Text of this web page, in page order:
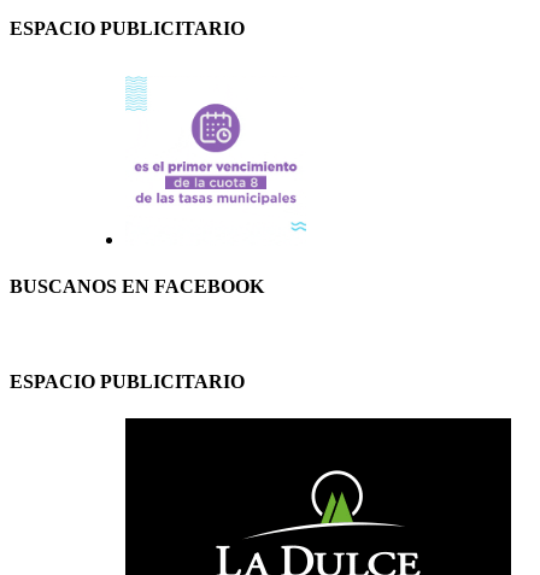
ESPACIO PUBLICITARIO
BUSCANOS EN FACEBOOK
ESPACIO PUBLICITARIO